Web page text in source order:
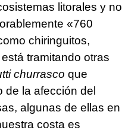
litorales y no
«760
chiringuitos,
tramitando otras
churrasco que
la afección del
algunas de ellas en
costa es